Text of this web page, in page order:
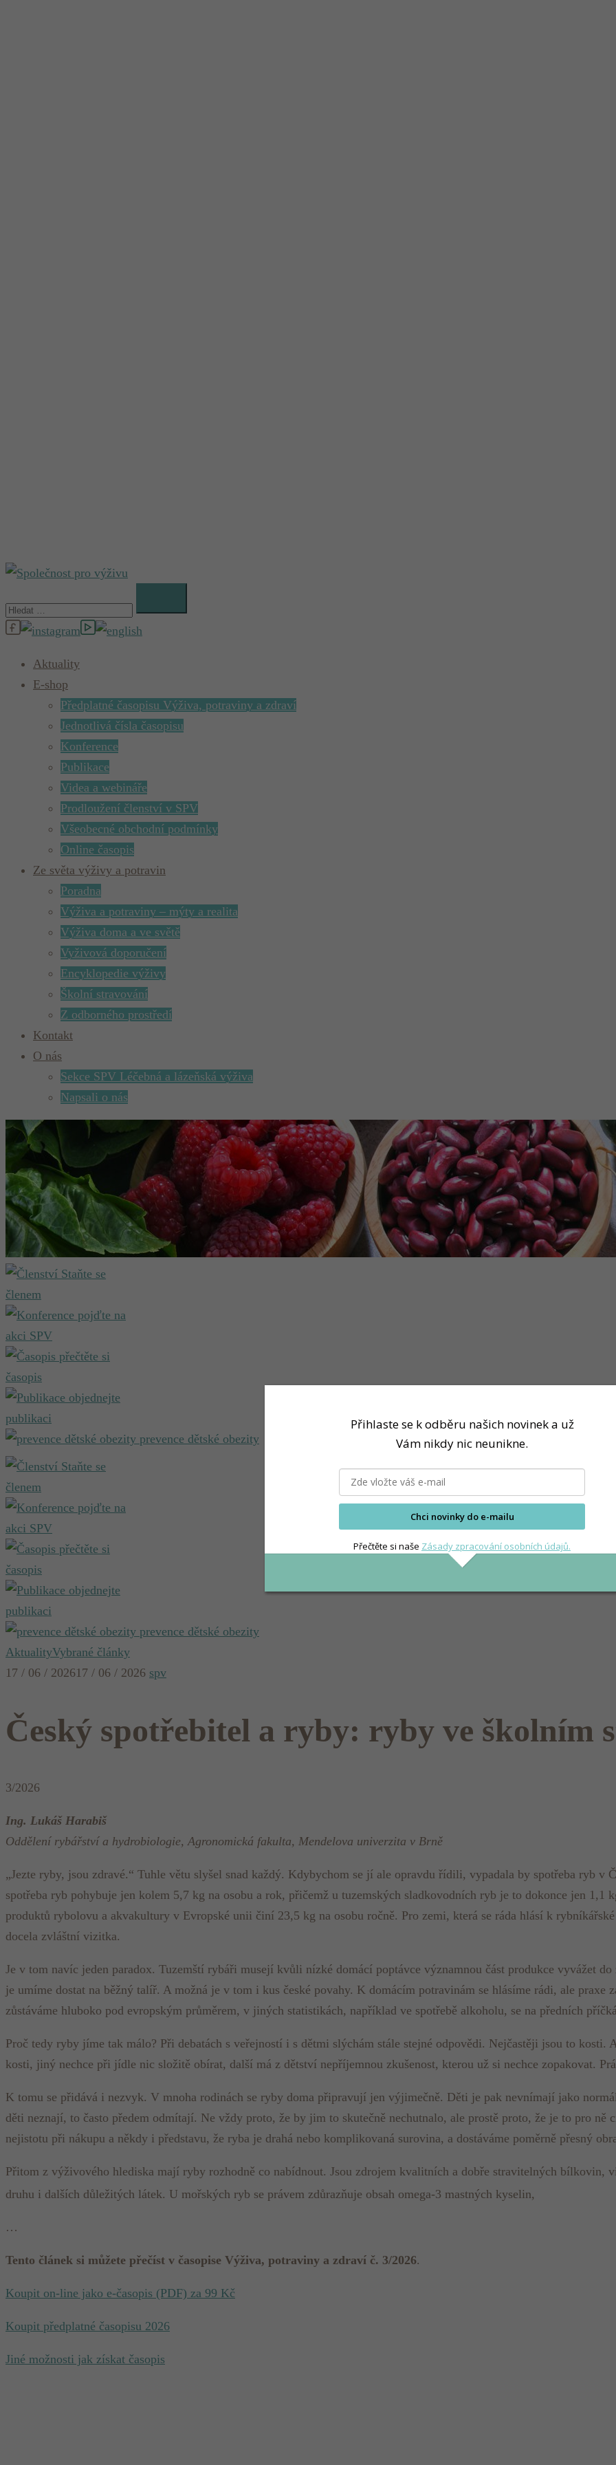
Aktuality
E-shop
Předplatné časopisu Výživa, potraviny a zdraví
Jednotlivá čísla časopisu
Konference
Publikace
Videa a webináře
Prodloužení členství v SPV
Všeobecné obchodní podmínky
Online časopis
Ze světa výživy a potravin
Poradna
Výživa a potraviny – mýty a realita
Výživa doma a ve světě
Vyživová doporučení
Encyklopedie výživy
Školní stravování
Z odborného prostředí
Kontakt
O nás
Sekce SPV Léčebná a lázeňská výživa
Napsali o nás
Staňte se
členem
pojďte na
akci SPV
přečtěte si
časopis
objednejte
publikaci
prevence dětské obezity
Staňte se
členem
pojďte na
akci SPV
přečtěte si
časopis
objednejte
publikaci
prevence dětské obezity
AktualityVybrané články
17 / 06 / 202617 / 06 / 2026 spv
Český spotřebitel a ryby: ryby ve školním
3/2026
Ing. Lukáš Harabiš
Oddělení rybářství a hydrobiologie, Agronomická fakulta, Mendelova univerzita v Brně
„Jezte ryby, jsou zdravé.“ Tuhle větu slyšel snad každý. Kdybychom se jí ale opravdu řídili, vypadala by spotřeba ryb v
spotřeba ryb pohybuje jen kolem 5,7 kg na osobu a rok, přičemž u tuzemských sladkovodních ryb je to dokonce jen 1,1
produktů rybolovu a akvakultury v Evropské unii činí 23,5 kg na osobu ročně. Pro zemi, která se ráda hlásí k
docela zvláštní vizitka.
Je v tom navíc jeden paradox. Tuzemští rybáři musejí kvůli nízké domácí poptávce významnou část produkce vyvážet
je umíme dostat na běžný talíř. A možná je v tom i kus české povahy. K domácím potravinám se hlásíme rádi, ale praxe
zůstáváme hluboko pod evropským průměrem, v jiných statistikách, například ve spotřebě alkoholu, se na předních
Proč tedy ryby jíme tak málo? Při debatách s veřejností i s dětmi slýchám stále stejné odpovědi. Nejčastěji jsou to
kosti, jiný nechce při jídle nic složitě obírat, další má z dětství nepříjemnou zkušenost, kterou už si nechce zopakovat.
K tomu se přidává i nezvyk. V mnoha rodinách se ryby doma připravují jen výjimečně. Děti je pak nevnímají jako
děti neznají, to často předem odmítají. Ne vždy proto, že by jim to skutečně nechutnalo, ale prostě proto, že je to pro
nejistotu při nákupu a někdy i představu, že ryba je drahá nebo komplikovaná surovina, a dostáváme poměrně přesný
Přitom z výživového hlediska mají ryby rozhodně co nabídnout. Jsou zdrojem kvalitních a dobře stravitelných bílkovin,
druhu i dalších důležitých látek. U mořských ryb se právem zdůrazňuje obsah omega-3 mastných kyselin,
…
Tento článek si můžete přečíst v časopise Výživa, potraviny a zdraví č. 3/2026.
Koupit on-line jako e-časopis (PDF) za 99 Kč
Koupit předplatné časopisu 2026
Jiné možnosti jak získat časopis
Přihlaste se k odběru našich novinek a už
Vám nikdy nic neunikne.
Chci novinky do e-mailu
Přečtěte si naše Zásady zpracování osobních údajů.